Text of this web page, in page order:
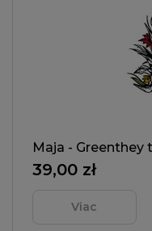
Maja -
39,00 zł
Viac